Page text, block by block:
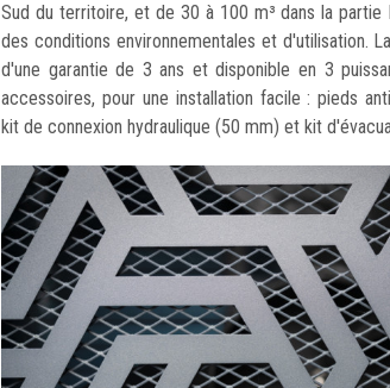
Sud du territoire, et de 30 à 100 m³ dans la partie
des conditions environnementales et d'utilisation.
d'une garantie de 3 ans et disponible en 3
accessoires, pour une installation facile : pieds
kit de connexion hydraulique (50 mm) et kit